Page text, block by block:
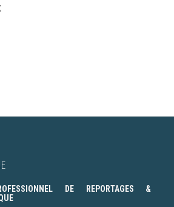
DE REPORTAGES &